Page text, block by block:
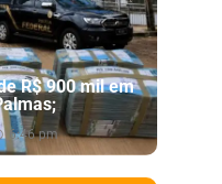
R$ 900 mil em
6:46 pm